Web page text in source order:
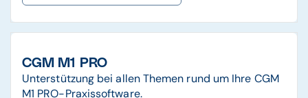
CGM M1 PRO
Unterstützung bei allen Themen rund um Ihre CGM
M1 PRO-Praxissoftware.